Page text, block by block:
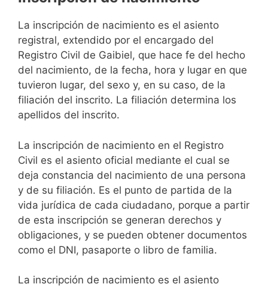
La inscripción de nacimiento es el asiento
registral, extendido por el encargado del
Registro Civil de Gaibiel, que hace fe del hecho
del nacimiento, de la fecha, hora y lugar en que
tuvieron lugar, del sexo y, en su caso, de la
filiación del inscrito. La filiación determina los
apellidos del inscrito.
La inscripción de nacimiento en el Registro
Civil es el asiento oficial mediante el cual se
deja constancia del nacimiento de una persona
y de su filiación. Es el punto de partida de la
vida jurídica de cada ciudadano, porque a partir
de esta inscripción se generan derechos y
obligaciones, y se pueden obtener documentos
como el DNI, pasaporte o libro de familia.
La inscripción de nacimiento es el asiento